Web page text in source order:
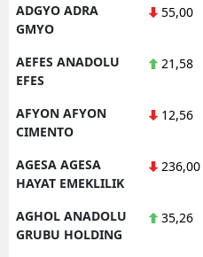
ADGYO ADRA
GMYO
55,00
AEFES ANADOLU
EFES
21,58
AFYON AFYON
CIMENTO
12,56
AGESA AGESA
HAYAT EMEKLILIK
236,00
AGHOL ANADOLU
GRUBU HOLDING
35,26